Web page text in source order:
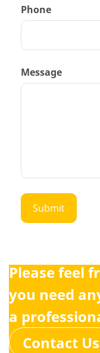
Phone
Message
Please feel
you need
a
Contact Us